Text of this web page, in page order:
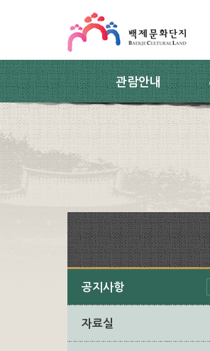
관람안내
공지사항
자료실